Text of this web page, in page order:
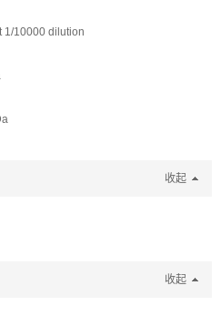
1/10000 dilution
收起
收起